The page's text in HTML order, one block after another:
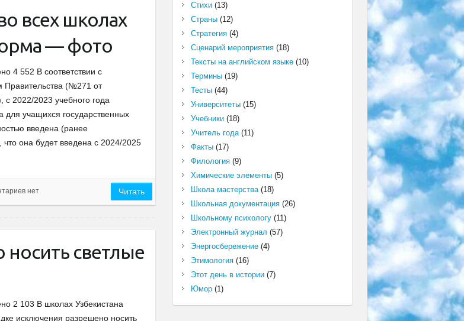
всех школах
— фото
4 552 В соответствии с
Правительства (№271 от
с 2022/2023 учебного года
учащихся государственных
введена (ранее
что она будет введена с 2024/2025
нет Читать
светлые
2 103 В школах Узбекистана
исключения разрешено носить
Стихи(13)
Страны(12)
Стратегия(4)
Сценарий мероприятия(18)
Тексты на английском языке(10)
Термины(19)
Тесты(44)
Университеты(15)
Учебники(18)
Учитель года(11)
Факты(17)
Филология(9)
Химические элементы(5)
Школа мастерства(18)
Школьная документация(26)
Школьному психологу(11)
Электронный журнал (57)
Энергосбережение(4)
Этимология(16)
Этот день в истории(7)
Юмор(1)